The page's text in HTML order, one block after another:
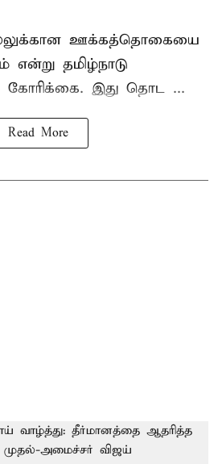
ஊக்கத்தொகையை
என்று தமிழ்நாடு
கோரிக்கை. இது தொட ...
Read More